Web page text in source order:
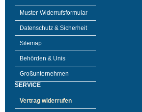
Muster-Widerrufsformular
Datenschutz & Sicherheit
Sitemap
Behörden & Unis
Großunternehmen
SERVICE
Vertrag widerrufen